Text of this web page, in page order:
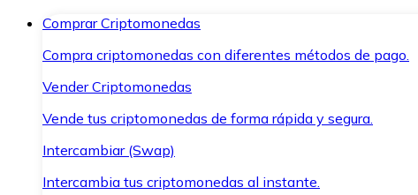
Comprar Criptomonedas
Compra criptomonedas con diferentes métodos de pago.
Vender Criptomonedas
Vende tus criptomonedas de forma rápida y segura.
Intercambiar (Swap)
Intercambia tus criptomonedas al instante.